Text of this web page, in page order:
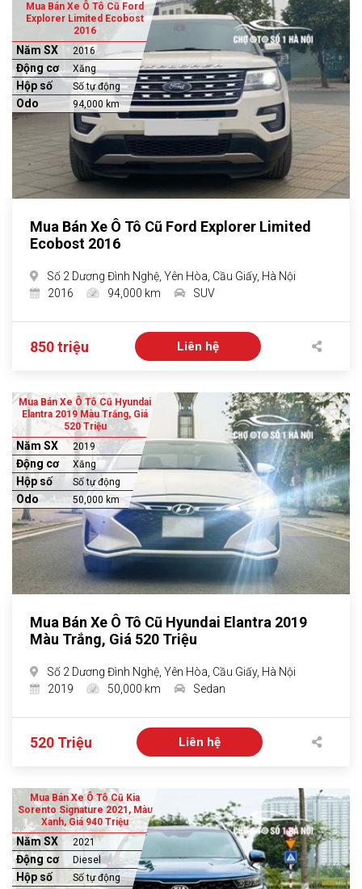
Mua Bán Xe Ô Tô Cũ Ford
Explorer Limited Ecobost
2016
Năm SX 2016
Động cơ Xăng
Hộp số Số tự động
Odo 94,000 km
Mua Bán Xe Ô Tô Cũ Ford Explorer Limited
Ecobost 2016
Số 2 Dương Đình Nghệ, Yên Hòa, Cầu Giấy, Hà Nội
2016
94,000 km SUV
850 triệu Liên hệ
Mua Bán Xe Ô Tô Cũ Hyundai
Elantra 2019 Màu Trắng, Giá
520 Triệu
Năm SX 2019
Động cơ Xăng
Hộp số Số tự động
Odo 50,000 km
Mua Bán Xe Ô Tô Cũ Hyundai Elantra 2019
Màu Trắng, Giá 520 Triệu
Số 2 Dương Đình Nghệ, Yên Hòa, Cầu Giấy, Hà Nội
2019
50,000 km Sedan
520 Triệu Liên hệ
Mua Bán Xe Ô Tô Cũ Kia
Sorento Signature 2021, Màu
Xanh, Giá 940 Triệu
Năm SX 2021
Động cơ Diesel
Hộp số Số tự động